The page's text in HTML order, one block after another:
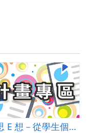
湖思 E 想－從學生個人體驗擴展至在地關懷的課程饗宴